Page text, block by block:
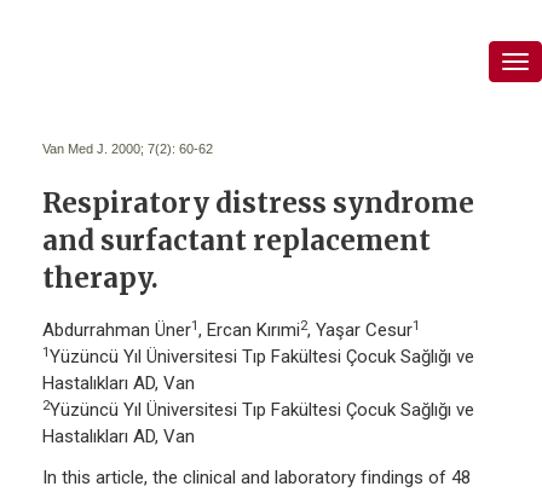
Van Med J. 2000; 7(2): 60-62
Respiratory distress syndrome
and surfactant replacement
therapy.
Abdurrahman Üner1, Ercan Kırımi2, Yaşar Cesur1
1Yüzüncü Yıl Üniversitesi Tıp Fakültesi Çocuk Sağlığı ve
Hastalıkları AD, Van
2Yüzüncü Yıl Üniversitesi Tıp Fakültesi Çocuk Sağlığı ve
Hastalıkları AD, Van
In this article, the clinical and laboratory findings of 48